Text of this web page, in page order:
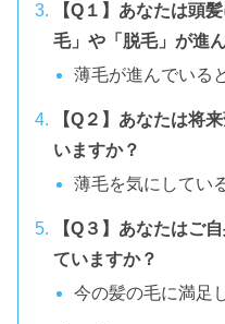
【Q１】あなたは頭
毛」や「脱毛」が進
薄毛が進んでいる
【Q２】あなたは将
いますか？
薄毛を気にしてい
【Q３】あなたはご
ていますか？
今の髪の毛に満足